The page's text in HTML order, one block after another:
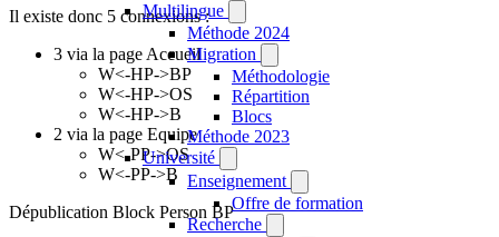
Multilingue
Méthode 2024
Migration
Méthodologie
Répartition
Blocs
Méthode 2023
Université
Enseignement
Offre de formation
Recherche
Il existe donc 5 connexions :
3 via la page Accueil
W<-HP->BP
W<-HP->OS
W<-HP->B
2 via la page Equipe
W<-PP->OS
W<-PP->B
Dépublication Block Person BP